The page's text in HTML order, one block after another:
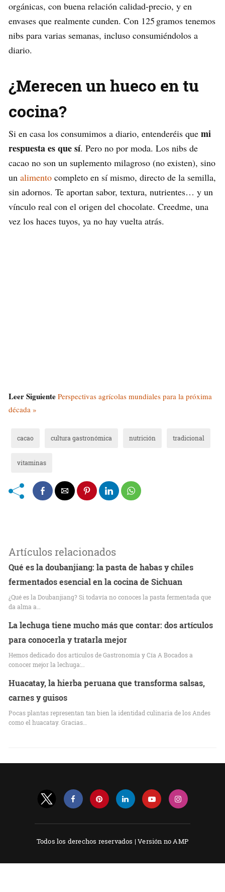
orgánicas, con buena relación calidad-precio, y en
envases que realmente cunden. Con 125 gramos tenemos
nibs para varias semanas, incluso consumiéndolos a
diario.
¿Merecen un hueco en tu
cocina?
Si en casa los consumimos a diario, entenderéis que mi
respuesta es que sí. Pero no por moda. Los nibs de
cacao no son un suplemento milagroso (no existen), sino
un alimento completo en sí mismo, directo de la semilla,
sin adornos. Te aportan sabor, textura, nutrientes… y un
vínculo real con el origen del chocolate. Creedme, una
vez los haces tuyos, ya no hay vuelta atrás.
Leer Siguiente Perspectivas agrícolas mundiales para la próxima
década »
cacao cultura gastronómica nutrición tradicional
vitaminas
Artículos relacionados
Qué es la doubanjiang: la pasta de habas y chiles
fermentados esencial en la cocina de Sichuan
¿Qué es la Doubanjiang? Si todavía no conoces la pasta fermentada que
da alma a…
La lechuga tiene mucho más que contar: dos artículos
para conocerla y tratarla mejor
Hemos dedicado dos artículos de Gastronomía y Cía A Bocados a
conocer mejor la lechuga:…
Huacatay, la hierba peruana que transforma salsas,
carnes y guisos
Pocas plantas representan tan bien la identidad culinaria de los Andes
como el huacatay. Gracias…
Todos los derechos reservados |Versión no AMP